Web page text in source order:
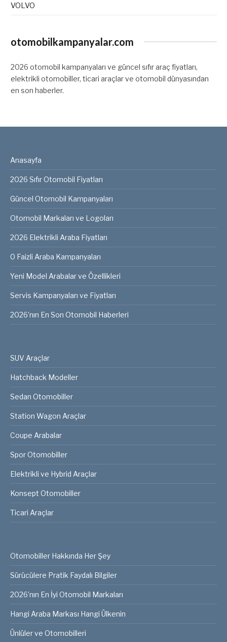
VOLVO
otomobilkampanyalar.com
2026 otomobil kampanyaları ve güncel sıfır araç fiyatları,
elektrikli otomobiller, ticari araçlar ve otomobil dünyasından
en son haberler.
Anasayfa
2026 Sıfır Otomobil Fiyatları
Güncel Otomobil Kampanyaları
Otomobil Markaları ve Logoları
2026 Elektrikli Araba Fiyatları
0 Faizli Araba Kampanyaları
Yeni Model Arabalar ve Özellikleri
Servis Kampanyaları ve Fiyatları
2026’nın En Son Otomobil Haberleri
SUV Araçlar
Hatchback Modeller
Sedan Otomobiller
Station Wagon Araçlar
Coupe Arabalar
Spor Otomobiller
Elektrikli ve Hybrid Araçlar
Konsept Otomobiller
Ticari Araçlar
Otomobiller Hakkında Her Şey
Sürücülere Pratik Faydalı Bilgiler
2026’nın En İyi Otomobil Markaları
Hangi Araba Markası Hangi Ülkenin
Ünlüler ve Otomobilleri